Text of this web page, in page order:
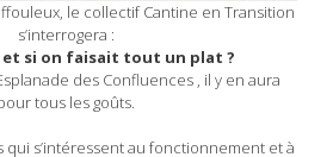
le collectif Cantine en Transition
s’interrogera :
et si on faisait tout un plat ?
des Confluences , il y en aura
tous les goûts.
qui s’intéressent au fonctionnement et à